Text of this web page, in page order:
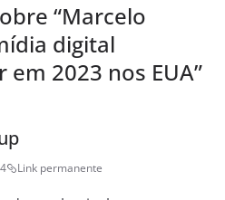
“Marcelo
digital
2023 nos EUA”
Link permanente